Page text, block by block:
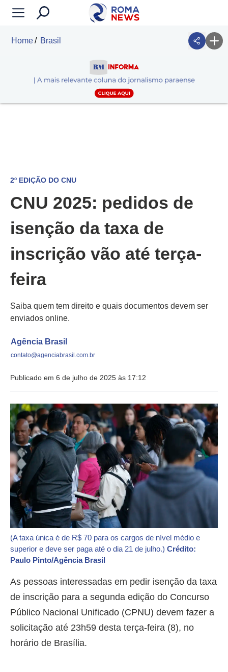
Home Brasil
2º EDIÇÃO DO CNU
CNU 2025: pedidos de
isenção da taxa de
inscrição vão até terça-
feira
Saiba quem tem direito e quais documentos devem ser
enviados online.
Agência Brasil
contato@agenciabrasil.com.br
Publicado em 6 de julho de 2025 às 17:12
(A taxa única é de R$ 70 para os cargos de nível médio e
superior e deve ser paga até o dia 21 de julho.) Crédito:
Paulo Pinto/Agência Brasil
As pessoas interessadas em pedir isenção da taxa
de inscrição para a segunda edição do Concurso
Público Nacional Unificado (CPNU) devem fazer a
solicitação até 23h59 desta terça-feira (8), no
horário de Brasília.